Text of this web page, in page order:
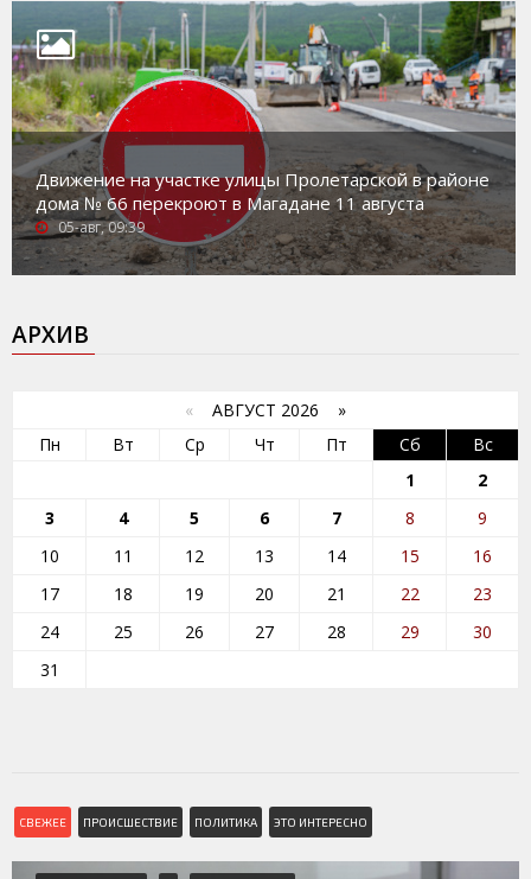
Движение на участке улицы Пролетарской в районе
дома № 66 перекроют в Магадане 11 августа
05-авг, 09:39
АРХИВ
« АВГУСТ 2026 »
Пн
Вт Ср Чт Пт Сб
Вс
1
2
3
4 5 6 7 8
9
10
11 12 13 14 15
16
17
18 19 20 21 22
23
24
25 26 27 28 29
30
31
СВЕЖЕЕ ПРОИСШЕСТВИЕ ПОЛИТИКА ЭТО ИНТЕРЕСНО